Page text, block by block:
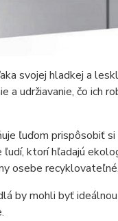
svojej hladkej a
udržiavanie, čo ich
ľuďom prispôsobiť
ktorí hľadajú
osebe recyklovateľné.
by mohli byť